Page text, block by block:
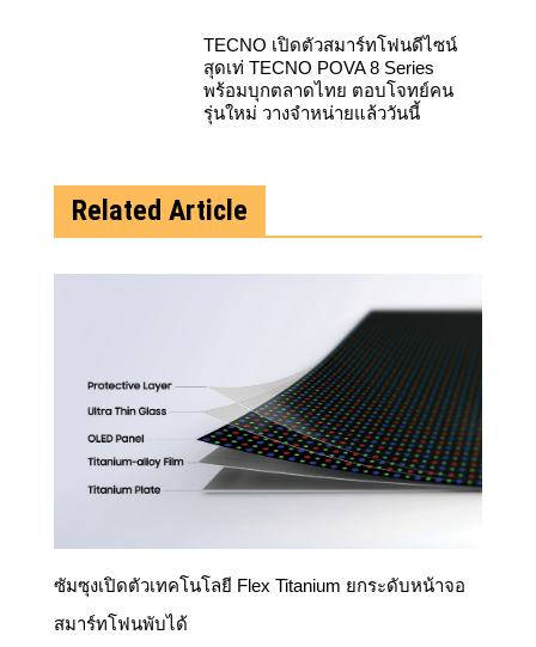
TECNO เปิดตัวสมาร์ทโฟนดีไซน์
สุดเท่ TECNO POVA 8 Series
พร้อมบุกตลาดไทย ตอบโจทย์คน
รุ่นใหม่ วางจำหน่ายแล้ววันนี้
Related Article
ซัมซุงเปิดตัวเทคโนโลยี Flex Titanium ยกระดับหน้าจอ
สมาร์ทโฟนพับได้